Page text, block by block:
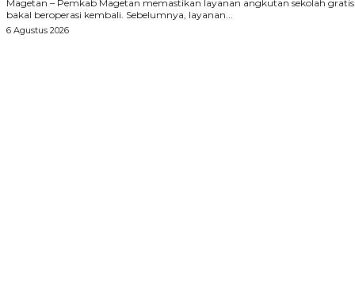
Magetan – Pemkab Magetan memastikan layanan angkutan sekolah gratis
bakal beroperasi kembali. Sebelumnya, layanan...
6 Agustus 2026